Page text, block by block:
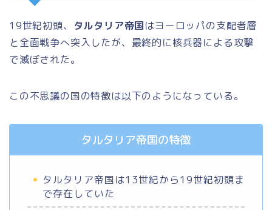
19世紀初頭、 タルタリア帝国はヨーロッパの支配者層
と全面戦争へ突入したが、最終的に核兵器による攻撃
で滅ぼされた。
この不思議の国の特徴は以下のようになっている。
タルタリア帝国の特徴
タルタリア帝国は13世紀から19世紀初頭ま
で存在していた